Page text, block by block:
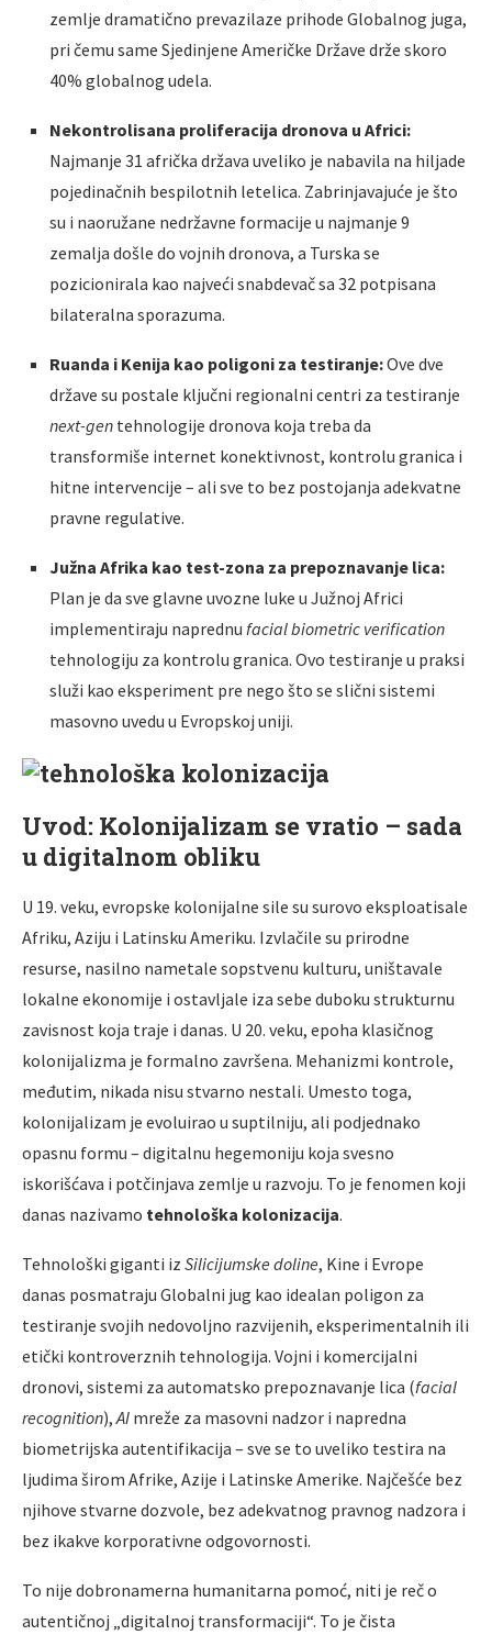
zemlje dramatično prevazilaze prihode Globalnog juga,
pri čemu same Sjedinjene Američke Države drže skoro
40% globalnog udela.
Nekontrolisana proliferacija dronova u Africi:
Najmanje 31 afrička država uveliko je nabavila na hiljade
pojedinačnih bespilotnih letelica. Zabrinjavajuće je što
su i naoružane nedržavne formacije u najmanje 9
zemalja došle do vojnih dronova, a Turska se
pozicionirala kao najveći snabdevač sa 32 potpisana
bilateralna sporazuma.
Ruanda i Kenija kao poligoni za testiranje:Ove dve
države su postale ključni regionalni centri za testiranje
next-gen tehnologije dronova koja treba da
transformiše internet konektivnost, kontrolu granica i
hitne intervencije – ali sve to bez postojanja adekvatne
pravne regulative.
Južna Afrika kao test-zona za prepoznavanje lica:
Plan je da sve glavne uvozne luke u Južnoj Africi
implementiraju naprednu facial biometric verification
tehnologiju za kontrolu granica. Ovo testiranje u praksi
služi kao eksperiment pre nego što se slični sistemi
masovno uvedu u Evropskoj uniji.
Uvod: Kolonijalizam se vratio – sada
u digitalnom obliku
U 19. veku, evropske kolonijalne sile su surovo eksploatisale
Afriku, Aziju i Latinsku Ameriku. Izvlačile su prirodne
resurse, nasilno nametale sopstvenu kulturu, uništavale
lokalne ekonomije i ostavljale iza sebe duboku strukturnu
zavisnost koja traje i danas. U 20. veku, epoha klasičnog
kolonijalizma je formalno završena. Mehanizmi kontrole,
međutim, nikada nisu stvarno nestali. Umesto toga,
kolonijalizam je evoluirao u suptilniju, ali podjednako
opasnu formu – digitalnu hegemoniju koja svesno
iskorišćava i potčinjava zemlje u razvoju. To je fenomen koji
danas nazivamo tehnološka kolonizacija.
Tehnološki giganti iz Silicijumske doline, Kine i Evrope
danas posmatraju Globalni jug kao idealan poligon za
testiranje svojih nedovoljno razvijenih, eksperimentalnih ili
etički kontroverznih tehnologija. Vojni i komercijalni
dronovi, sistemi za automatsko prepoznavanje lica (facial
recognition), AI mreže za masovni nadzor i napredna
biometrijska autentifikacija – sve se to uveliko testira na
ljudima širom Afrike, Azije i Latinske Amerike. Najčešće bez
njihove stvarne dozvole, bez adekvatnog pravnog nadzora i
bez ikakve korporativne odgovornosti.
To nije dobronamerna humanitarna pomoć, niti je reč o
autentičnoj „digitalnoj transformaciji“. To je čista